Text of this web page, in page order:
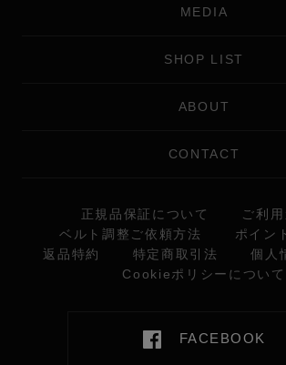
MEDIA
SHOP LIST
ABOUT
CONTACT
正規品保証について
ご利
ベルト調整ご依頼方法
ポイン
返品特約
特定商取引法
個人
Cookieポリシーについて
FACEBOOK